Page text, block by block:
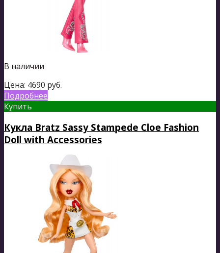
В наличии
Цена: 4690 руб.
Подробнее
Купить
Кукла Bratz Sassy Stampede Cloe Fashion
Doll with Accessories